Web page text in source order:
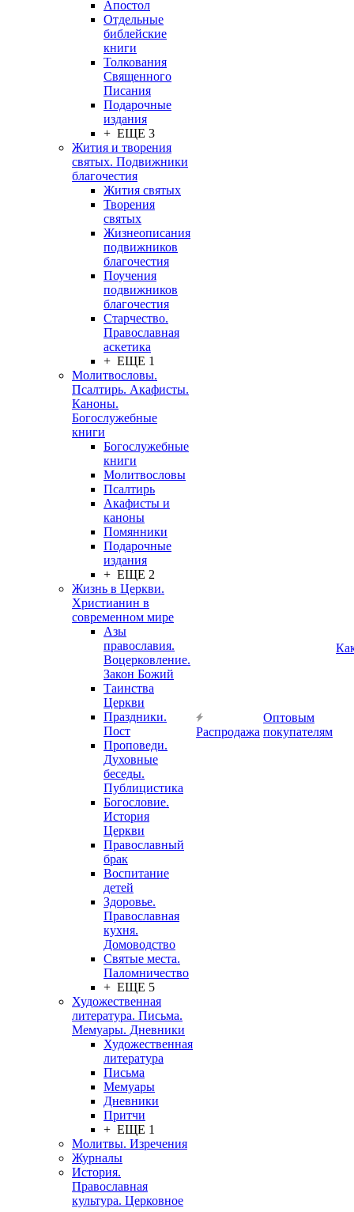
Апостол
Отдельные
библейские
книги
Толкования
Священного
Писания
Подарочные
издания
+ ЕЩЕ 3
Жития и творения
святых. Подвижники
благочестия
Жития святых
Творения
святых
Жизнеописания
подвижников
благочестия
Поучения
подвижников
благочестия
Старчество.
Православная
аскетика
+ ЕЩЕ 1
Молитвословы.
Псалтирь. Акафисты.
Каноны.
Богослужебные
книги
Богослужебные
книги
Молитвословы
Псалтирь
Акафисты и
каноны
Помянники
Подарочные
издания
+ ЕЩЕ 2
Жизнь в Церкви.
Христианин в
современном мире
Азы
православия.
Воцерковление.
Закон Божий
Таинства
Церкви
Праздники.
Пост
Проповеди.
Духовные
беседы.
Публицистика
Богословие.
История
Церкви
Православный
брак
Воспитание
детей
Здоровье.
Православная
кухня.
Домоводство
Святые места.
Паломничество
+ ЕЩЕ 5
Художественная
литература. Письма.
Мемуары. Дневники
Художественная
литература
Письма
Мемуары
Дневники
Притчи
+ ЕЩЕ 1
Молитвы. Изречения
Журналы
История.
Православная
культура. Церковное
Распродажа
Оптовым
покупателям